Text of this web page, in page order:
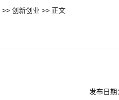
>> 创新创业 >> 正文
发布日